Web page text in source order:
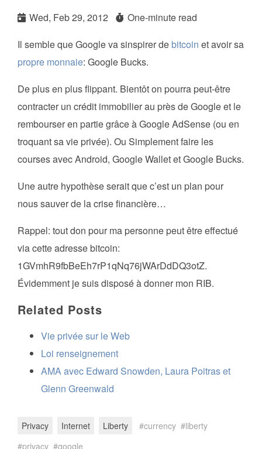
Wed, Feb 29, 2012
One-minute read
Il semble que Google va sinspirer de bitcoin et avoir sa
propre monnaie: Google Bucks.
De plus en plus flippant. Bientôt on pourra peut-être
contracter un crédit immobilier au près de Google et le
rembourser en partie grâce à Google AdSense (ou en
troquant sa vie privée). Ou Simplement faire les
courses avec Android, Google Wallet et Google Bucks.
Une autre hypothèse serait que c’est un plan pour
nous sauver de la crise financière…
Rappel: tout don pour ma personne peut être effectué
via cette adresse bitcoin:
1GVmhR9fbBeEh7rP1qNq76jWArDdDQ3otZ.
Évidemment je suis disposé à donner mon RIB.
Related Posts
Vie privée sur le Web
Loi renseignement
AMA avec Edward Snowden, Laura Poitras et
Glenn Greenwald
Privacy Internet Liberty currency
liberty
privacy
google